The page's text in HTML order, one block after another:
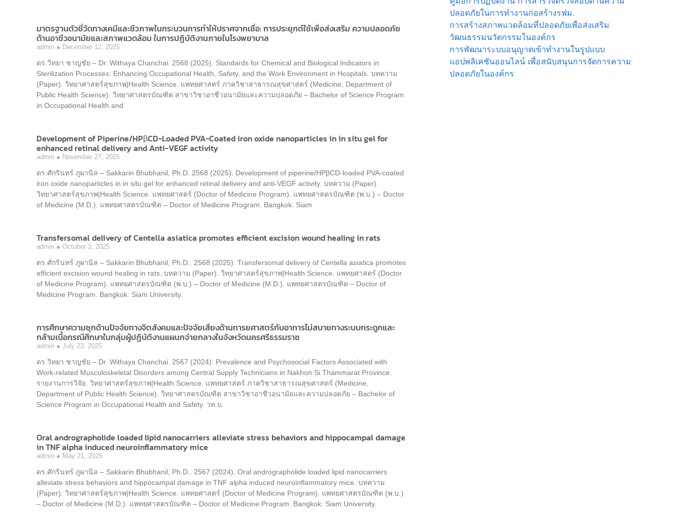
มาตรฐานตัวชี้วัดทางเคมีและชีวภาพในกระบวนการทำให้ปราศจากเชื้อ: การประยุกต์ใช้เพื่อส่งเสริม ความปลอดภัย
ด้านอาชีวอนามัยและสภาพแวดล้อม ในการปฏิบัติงานภายในโรงพยาบาล
admin December 12, 2025
ดร.วิทยา ชาญชัย – Dr. Withaya Chanchai. 2568 (2025). Standards for Chemical and Biological Indicators in
Sterilization Processes: Enhancing Occupational Health, Safety, and the Work Environment in Hospitals. บทความ
(Paper). วิทยาศาสตร์สุขภาพ|Health Science. แพทยศาสตร์ ภาควิชาสาธารณสุขศาสตร์ (Medicine, Department of
Public Health Science). วิทยาศาสตรบัณฑิต สาขาวิชาอาชีวอนามัยและความปลอดภัย – Bachelor of Science Program
in Occupational Health and
Development of Piperine/HPβCD-Loaded PVA-Coated iron oxide nanoparticles in in situ gel for
enhanced retinal delivery and Anti-VEGF activity
admin November 27, 2025
ดร.ศักรินทร์ ภูผานิล – Sakkarin Bhubhanil, Ph.D. 2568 (2025). Development of piperine/HPβCD-loaded PVA-coated
iron oxide nanoparticles in in situ gel for enhanced retinal delivery and anti-VEGF activity. บทความ (Paper).
วิทยาศาสตร์สุขภาพ|Health Science. แพทยศาสตร์ (Doctor of Medicine Program). แพทยศาสตรบัณฑิต (พ.บ.) – Doctor
of Medicine (M.D.). แพทยศาสตรบัณฑิต – Doctor of Medicine Program. Bangkok: Siam
Transfersomal delivery of Centella asiatica promotes efficient excision wound healing in rats
admin October 3, 2025
ดร.ศักรินทร์ ภูผานิล – Sakkarin Bhubhanil, Ph.D.. 2568 (2025). Transfersomal delivery of Centella asiatica promotes
efficient excision wound healing in rats. บทความ (Paper). วิทยาศาสตร์สุขภาพ|Health Science. แพทยศาสตร์ (Doctor
of Medicine Program). แพทยศาสตรบัณฑิต (พ.บ.) – Doctor of Medicine (M.D.). แพทยศาสตรบัณฑิต – Doctor of
Medicine Program. Bangkok: Siam University.
การศึกษาความชุกด้านปัจจัยทางจิตสังคมและปัจจัยเสี่ยงด้านการยศาสตร์กับอาการไม่สบายทางระบบกระดูกและ
กล้ามเนื้อกรณีศึกษาในกลุ่มผู้ปฏิบัติงานแผนกจ่ายกลางในจังหวัดนครศรีธรรมราช
admin July 23, 2025
ดร.วิทยา ชาญชัย – Dr. Withaya Chanchai. 2567 (2024). Prevalence and Psychosocial Factors Associated with
Work-related Musculoskeletal Disorders among Central Supply Technicians in Nakhon Si Thammarat Province.
รายงานการวิจัย. วิทยาศาสตร์สุขภาพ|Health Science. แพทยศาสตร์ ภาควิชาสาธารณสุขศาสตร์ (Medicine,
Department of Public Health Science). วิทยาศาสตรบัณฑิต สาขาวิชาอาชีวอนามัยและความปลอดภัย – Bachelor of
Science Program in Occupational Health and Safety. วท.บ.
Oral andrographolide loaded lipid nanocarriers alleviate stress behaviors and hippocampal damage
in TNF alpha induced neuroinflammatory mice
admin May 21, 2025
ดร.ศักรินทร์ ภูผานิล – Sakkarin Bhubhanil, Ph.D.. 2567 (2024). Oral andrographolide loaded lipid nanocarriers
alleviate stress behaviors and hippocampal damage in TNF alpha induced neuroinflammatory mice. บทความ
(Paper). วิทยาศาสตร์สุขภาพ|Health Science. แพทยศาสตร์ (Doctor of Medicine Program). แพทยศาสตรบัณฑิต (พ.บ.)
– Doctor of Medicine (M.D.). แพทยศาสตรบัณฑิต – Doctor of Medicine Program. Bangkok: Siam University.
ปลอดภัยในการทำงานก่อสร้างรฟม.
การสร้างสภาพแวดล้อมที่ปลอดภัยเพื่อส่งเสริม
วัฒนธรรมนวัตกรรมในองค์กร
การพัฒนาระบบอนุญาตเข้าทำงานในรูปแบบ
แอปพลิเคชันออนไลน์ เพื่อสนับสนุนการจัดการความ
ปลอดภัยในองค์กร